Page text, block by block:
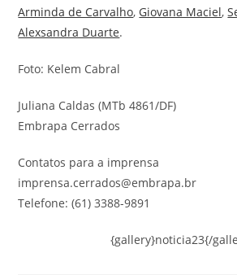
Arminda de Carvalho, Giovana Maciel,
Alexsandra Duarte.
Foto: Kelem Cabral
Juliana Caldas (MTb 4861/DF)
Embrapa Cerrados
Contatos para a imprensa
imprensa.cerrados@embrapa.br
Telefone: (61) 3388-9891
{gallery}noticia23{/